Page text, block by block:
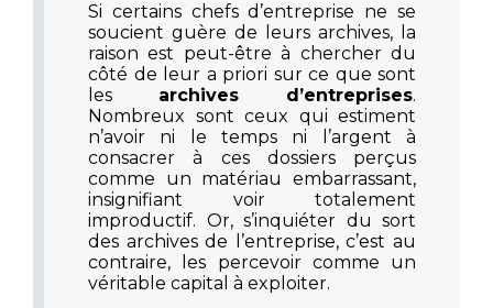
Si certains chefs d’entreprise ne se
soucient guère de leurs archives, la
raison est peut-être à chercher du
côté de leur a priori sur ce que sont
les archives d’entreprises.
Nombreux sont ceux qui estiment
n’avoir ni le temps ni l’argent à
consacrer à ces dossiers perçus
comme un matériau embarrassant,
insignifiant voir totalement
improductif. Or, s’inquiéter du sort
des archives de l’entreprise, c’est au
contraire, les percevoir comme un
véritable capital à exploiter.